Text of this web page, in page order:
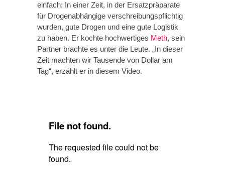
einfach: In einer Zeit, in der Ersatzpräparate
für Drogenabhängige verschreibungspflichtig
wurden, gute Drogen und eine gute Logistik
zu haben. Er kochte hochwertiges Meth, sein
Partner brachte es unter die Leute. „In dieser
Zeit machten wir Tausende von Dollar am
Tag“, erzählt er in diesem Video.